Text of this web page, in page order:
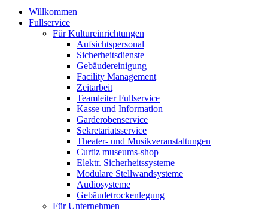
Willkommen
Fullservice
Für Kultureinrichtungen
Aufsichtspersonal
Sicherheitsdienste
Gebäudereinigung
Facility Management
Zeitarbeit
Teamleiter Fullservice
Kasse und Information
Garderobenservice
Sekretariatsservice
Theater- und Musikveranstaltungen
Curtiz museums-shop
Elektr. Sicherheitssysteme
Modulare Stellwandsysteme
Audiosysteme
Gebäudetrockenlegung
Für Unternehmen